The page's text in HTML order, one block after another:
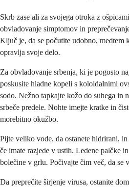
Skrb zase ali za svojega otroka z
obvladovanje simptomov in
Ključ je, da se počutite udobno, medtem
opravlja svoje delo.
Za obvladovanje srbenja, ki je pogosto
poskusite hladne kopeli s koloidalnimi
sodo. Nežno tapkajte kožo do suhega in
srbeče predele. Nohte imejte kratke in
morebitno okužbo.
Pijte veliko vode, da ostanete hidrirani,
če imate razjede v ustih. Ledene palčke
bolečine v grlu. Počivajte čim več, da se
Da preprečite širjenje virusa, ostanite